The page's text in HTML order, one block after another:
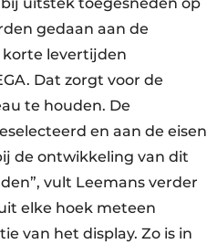
gedaan aan de
korte levertijden
Dat zorgt voor de
te houden. De
en aan de eisen
de ontwikkeling van dit
vult Leemans verder
elke hoek meteen
van het display. Zo is in